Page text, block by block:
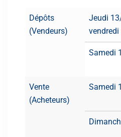
Dépôts
(Vendeurs)
Jeudi
vendredi
Samedi
Vente
(Acheteurs)
Samedi